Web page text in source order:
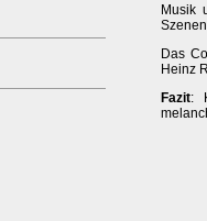
Musik
Das
Heinz
Fazit: